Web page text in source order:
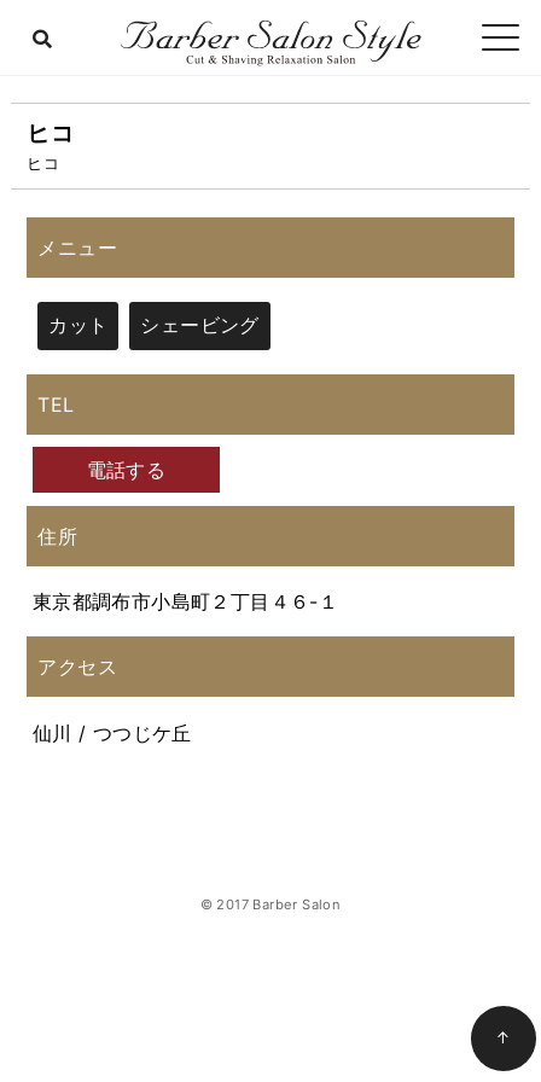
ヒコ
ヒコ
メニュー
カット シェービング
TEL
電話する
住所
東京都調布市小島町２丁目４６-１
アクセス
仙川 / つつじケ丘
© 2017 Barber Salon
↑